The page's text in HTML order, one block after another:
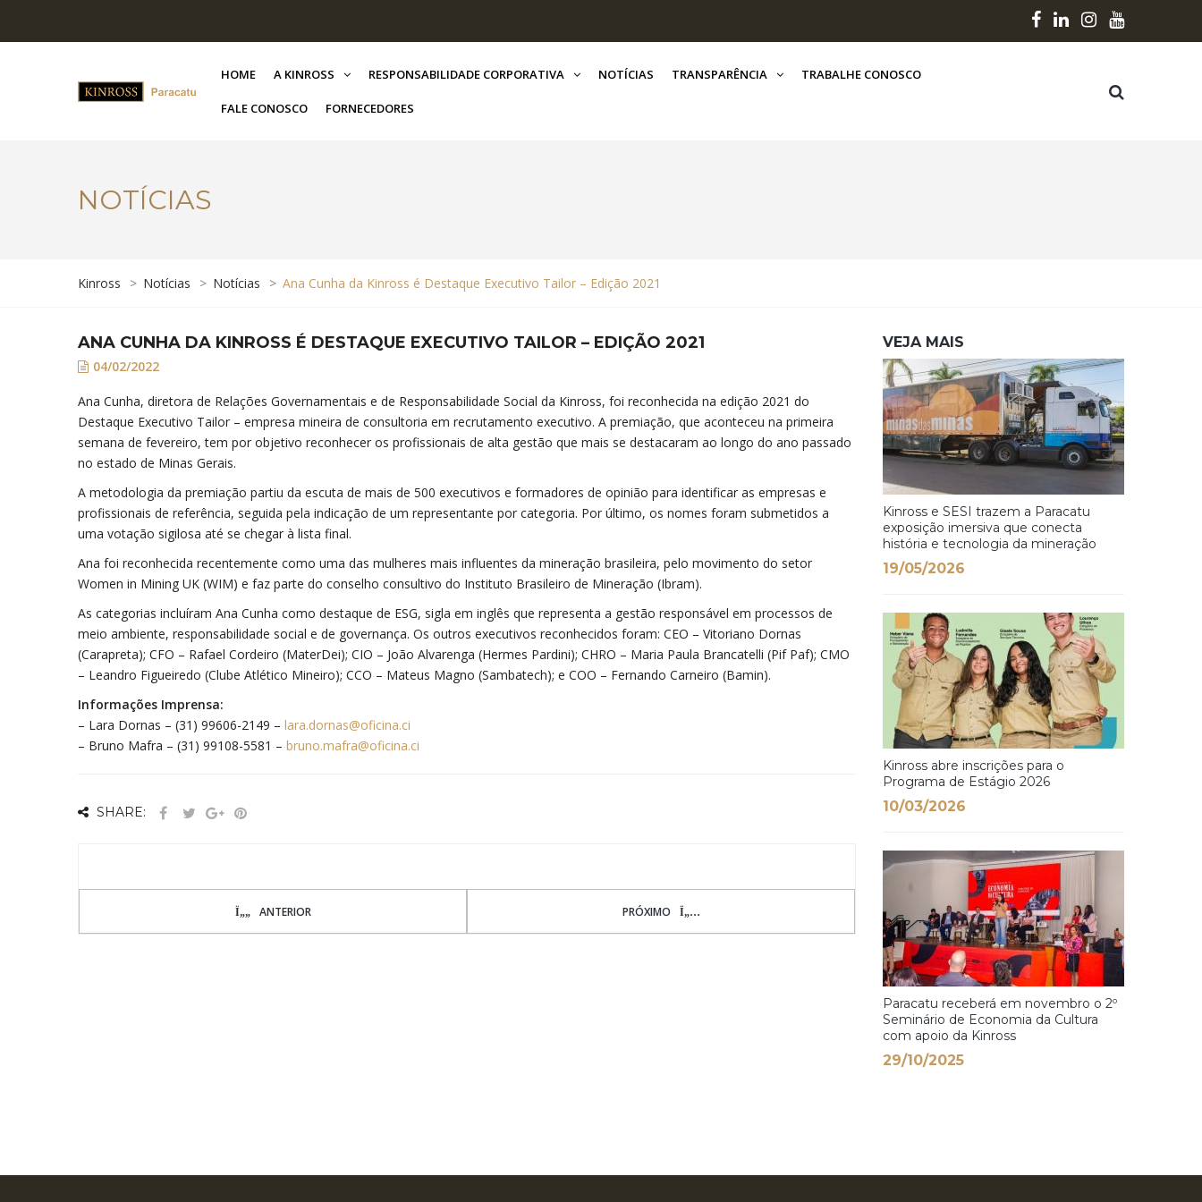
HOME A KINROSS RESPONSABILIDADE CORPORATIVA NOTÍCIAS TRANSPARÊNCIA TRABALHE CONOSCO
FALE CONOSCO FORNECEDORES
NOTÍCIAS
Kinross > Notícias > Notícias > Ana Cunha da Kinross é Destaque Executivo Tailor – Edição 2021
ANA CUNHA DA KINROSS É DESTAQUE EXECUTIVO TAILOR – EDIÇÃO 2021
04/02/2022
Ana Cunha, diretora de Relações Governamentais e de Responsabilidade Social da Kinross, foi reconhecida na edição 2021 do
Destaque Executivo Tailor – empresa mineira de consultoria em recrutamento executivo. A premiação, que aconteceu na primeira
semana de fevereiro, tem por objetivo reconhecer os profissionais de alta gestão que mais se destacaram ao longo do ano passado
no estado de Minas Gerais.
A metodologia da premiação partiu da escuta de mais de 500 executivos e formadores de opinião para identificar as empresas e
profissionais de referência, seguida pela indicação de um representante por categoria. Por último, os nomes foram submetidos a
uma votação sigilosa até se chegar à lista final.
Ana foi reconhecida recentemente como uma das mulheres mais influentes da mineração brasileira, pelo movimento do setor
Women in Mining UK (WIM) e faz parte do conselho consultivo do Instituto Brasileiro de Mineração (Ibram).
As categorias incluíram Ana Cunha como destaque de ESG, sigla em inglês que representa a gestão responsável em processos de
meio ambiente, responsabilidade social e de governança. Os outros executivos reconhecidos foram: CEO – Vitoriano Dornas
(Carapreta); CFO – Rafael Cordeiro (MaterDei); CIO – João Alvarenga (Hermes Pardini); CHRO – Maria Paula Brancatelli (Pif Paf); CMO
– Leandro Figueiredo (Clube Atlético Mineiro); CCO – Mateus Magno (Sambatech); e COO – Fernando Carneiro (Bamin).
Informações Imprensa:
– Lara Dornas – (31) 99606-2149 – lara.dornas@oficina.ci
– Bruno Mafra – (31) 99108-5581 – bruno.mafra@oficina.ci
SHARE:
ANTERIOR PRÓXIMO
VEJA MAIS
Kinross e SESI trazem a Paracatu
exposição imersiva que conecta
história e tecnologia da mineração
19/05/2026
Kinross abre inscrições para o
Programa de Estágio 2026
10/03/2026
Paracatu receberá em novembro o 2º
Seminário de Economia da Cultura
com apoio da Kinross
29/10/2025